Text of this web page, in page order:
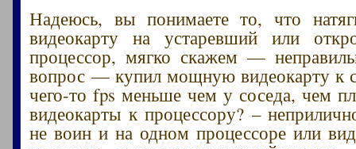
Надеюсь, вы понимаете то, что
видеокарту на устаревший или
процессор, мягко скажем —
вопрос — купил мощную видеокарту к
чего-то fps меньше чем у соседа, чем
видеокарты к процессору? –
не воин и на одном процессоре или